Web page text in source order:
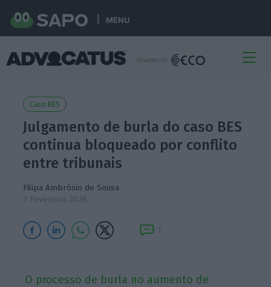
MENU
Caso BES
Julgamento de burla do caso BES
continua bloqueado por conflito
entre tribunais
Filipa Ambrósio de Sousa
3 Fevereiro 2026
1
O processo de burla no aumento de